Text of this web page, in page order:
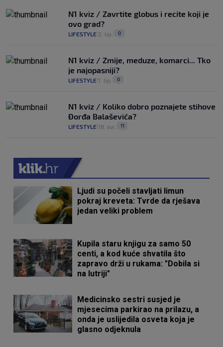
N1 kviz / Zavrtite globus i recite koji je
ovo grad?
LIFESTYLE 2. lip. 0
N1 kviz / Zmije, meduze, komarci... Tko
je najopasniji?
LIFESTYLE 1. lip. 0
N1 kviz / Koliko dobro poznajete stihove
Đorđa Balaševića?
LIFESTYLE 18. svi. 11
Ljudi su počeli stavljati limun
pokraj kreveta: Tvrde da rješava
jedan veliki problem
Kupila staru knjigu za samo 50
centi, a kod kuće shvatila što
zapravo drži u rukama: "Dobila si
na lutriji"
Medicinsko sestri susjed je
mjesecima parkirao na prilazu, a
onda je uslijedila osveta koja je
glasno odjeknula